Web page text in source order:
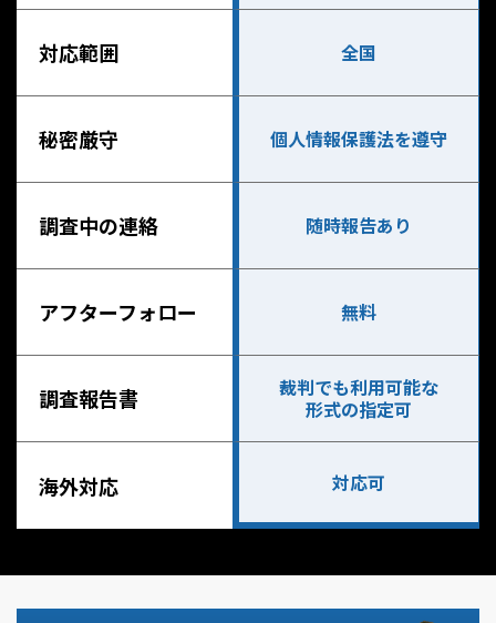
対応範囲 全国
秘密厳守 個人情報保護法を遵守
調査中の連絡 随時報告あり
アフターフォロー 無料
調査報告書
裁判でも利用可能な
形式の指定可
海外対応 対応可